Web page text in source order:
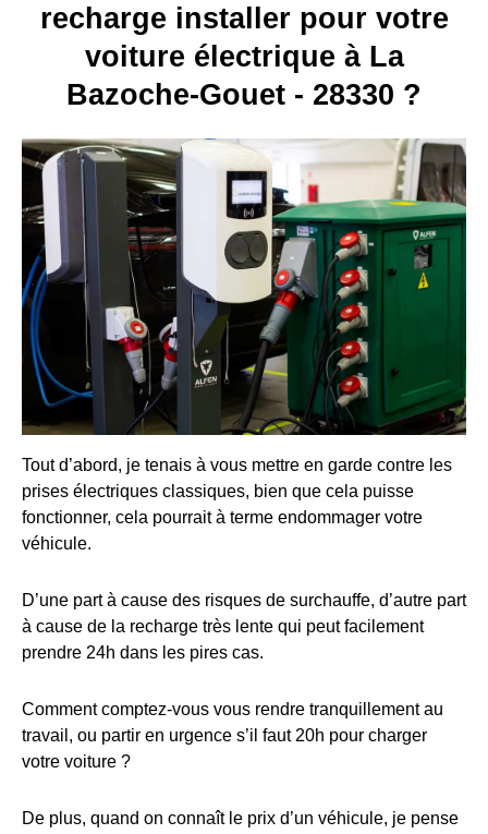
recharge installer pour votre
voiture électrique à La
Bazoche-Gouet - 28330 ?
Tout d’abord, je tenais à vous mettre en garde contre les
prises électriques classiques, bien que cela puisse
fonctionner, cela pourrait à terme endommager votre
véhicule.
D’une part à cause des risques de surchauffe, d’autre part
à cause de la recharge très lente qui peut facilement
prendre 24h dans les pires cas.
Comment comptez-vous vous rendre tranquillement au
travail, ou partir en urgence s’il faut 20h pour charger
votre voiture ?
De plus, quand on connaît le prix d’un véhicule, je pense